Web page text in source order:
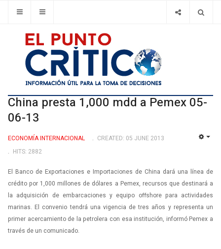
China presta 1,000 mdd a Pemex 05-
06-13
ECONOMÍA INTERNACIONAL
CREATED: 05 JUNE 2013
HITS: 2882
El Banco de Exportaciones e Importaciones de China dará una línea de
crédito por 1,000 millones de dólares a Pemex, recursos que destinará a
la adquisición de embarcaciones y equipo offshore para actividades
marinas. El convenio tendrá una vigencia de tres años y representa un
primer acercamiento de la petrolera con esa institución, informó Pemex a
través de un comunicado.